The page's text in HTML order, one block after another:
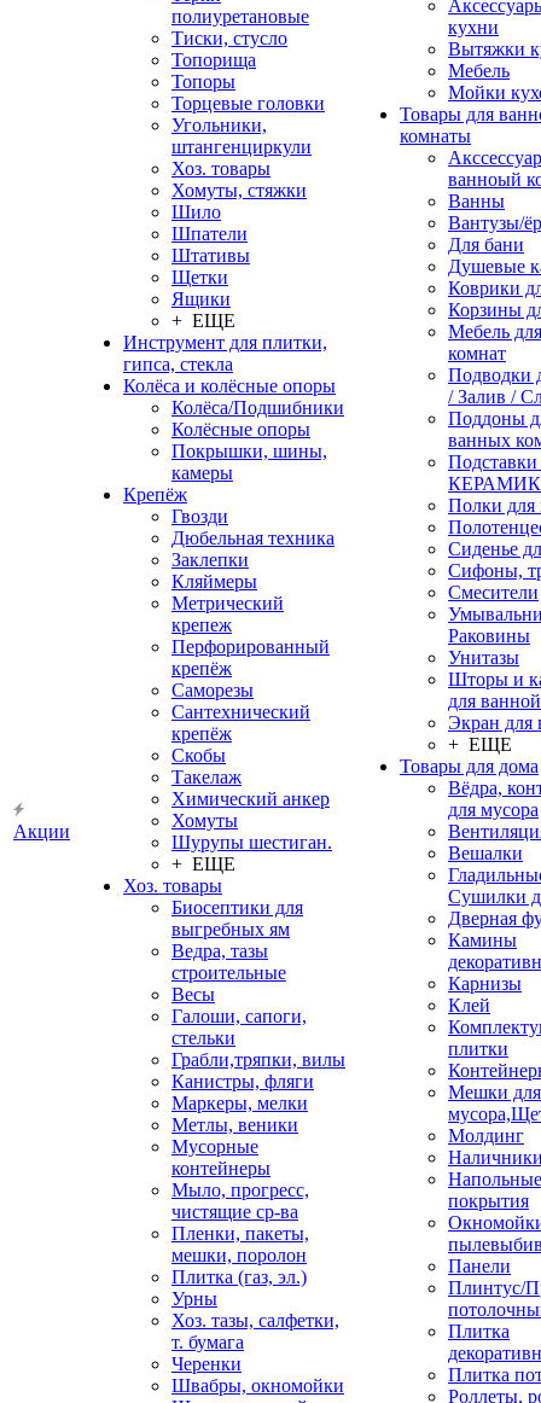
Акции
полиуретановые
Тиски, стусло
Топорища
Топоры
Торцевые головки
Угольники,
штангенциркули
Хоз. товары
Хомуты, стяжки
Шило
Шпатели
Штативы
Щетки
Ящики
+ ЕЩЕ
Инструмент для плитки,
гипса, стекла
Колёса и колёсные опоры
Колёса/Подшибники
Колёсные опоры
Покрышки, шины,
камеры
Крепёж
Гвозди
Дюбельная техника
Заклепки
Кляймеры
Метрический
крепеж
Перфорированный
крепёж
Саморезы
Сантехнический
крепёж
Скобы
Такелаж
Химический анкер
Хомуты
Шурупы шестиган.
+ ЕЩЕ
Хоз. товары
Биосептики для
выгребных ям
Ведра, тазы
строительные
Весы
Галоши, сапоги,
стельки
Грабли,тряпки, вилы
Канистры, фляги
Маркеры, мелки
Метлы, веники
Мусорные
контейнеры
Мыло, прогресс,
чистящие ср-ва
Пленки, пакеты,
мешки, поролон
Плитка (газ, эл.)
Урны
Хоз. тазы, салфетки,
т. бумага
Черенки
Швабры, окномойки
кухни
Вытяжки
Мебель
Мойки
Товары для
комнаты
ванноый
Ванны
Вантузы/
Для бани
Душевые
Коврики
Корзины
Мебель
комнат
Подводки
/ Залив /
Поддоны
ванных
Полки для
Сиденье
Сифоны,
Смесители
Раковины
Унитазы
Шторы и
для ванной
Экран для
+ ЕЩЕ
Товары для дома
Вёдра,
для мусора
Вешалки
Сушилки
Дверная
Камины
Карнизы
Клей
плитки
Мешки для
Молдинг
Напольные
покрытия
Панели
Плинтус/
Плитка
Плитка
Роллеты,